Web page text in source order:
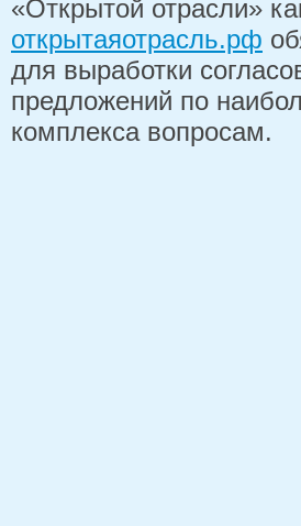
«Открытой отрасли»
открытаяотрасль.рф
для выработки
предложений по
комплекса вопросам.